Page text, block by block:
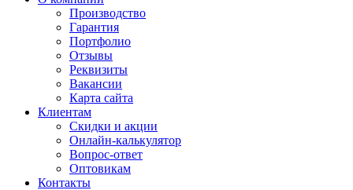
Производство
Гарантия
Портфолио
Отзывы
Реквизиты
Вакансии
Карта сайта
Клиентам
Скидки и акции
Онлайн-калькулятор
Вопрос-ответ
Оптовикам
Контакты